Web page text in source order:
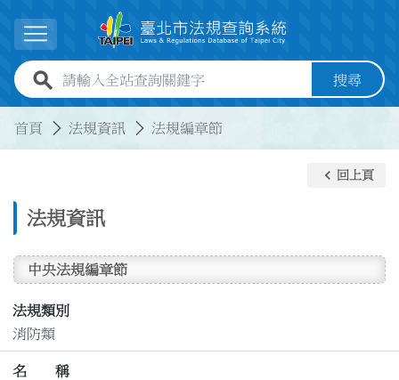
展開選單
全站查詢關鍵字欄位 搜尋
首頁 法規資訊 法規編章節
法規資訊
keyboard_arrow_left 回上頁
中央法規編章節
法規類別
消防類
名 稱